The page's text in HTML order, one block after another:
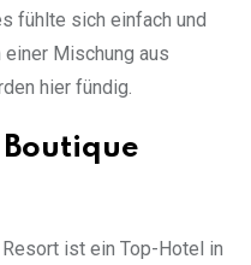
fühlte sich einfach und
einer Mischung aus
hier fündig.
ist ein Top-Hotel in